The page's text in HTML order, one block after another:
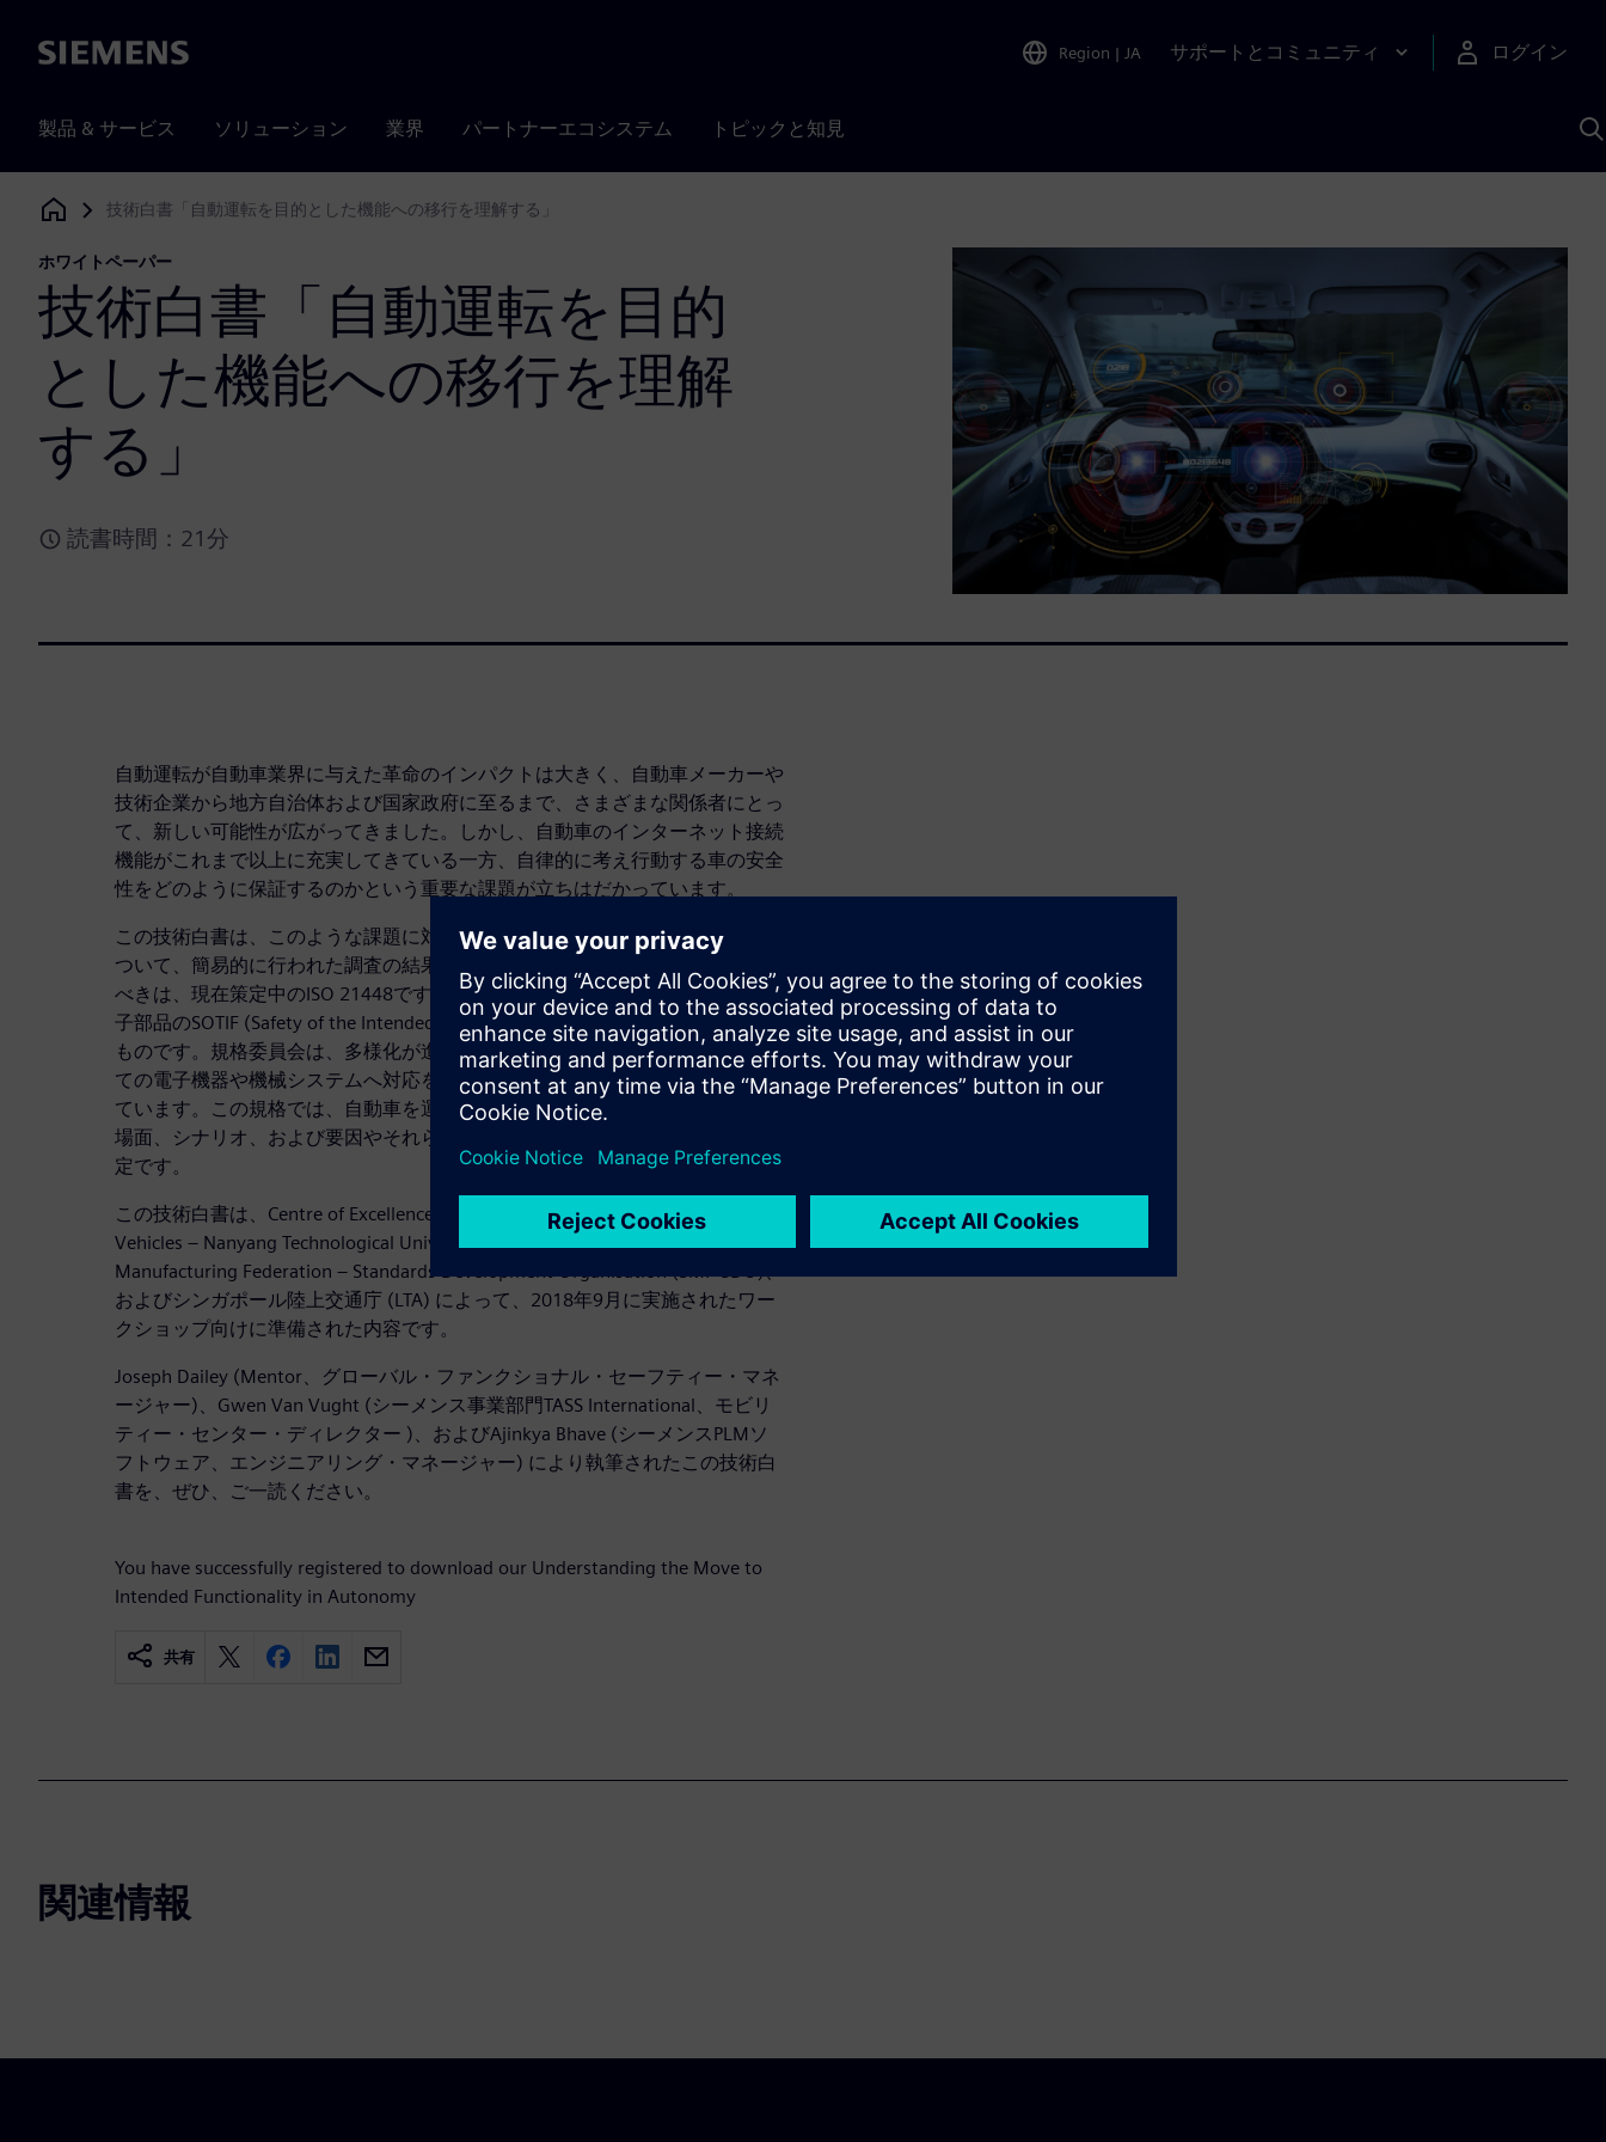
Siemens Region | JA サポートとコミュニティ ログイン
製品 & サービス ソリューション 業界 パートナーエコシステム トピックと知見
Siemens Digital Industries Software
技術白書「自動運転を目的とした機能への移行を理解する」
ホワイトペーパー
技術白書「自動運転を目的
とした機能への移行を理解
する」
読書時間：21分
自動運転が自動車業界に与えた革命のインパクトは大きく、自動車メーカーや
技術企業から地方自治体および国家政府に至るまで、さまざまな関係者にとっ
て、新しい可能性が広がってきました。しかし、自動車のインターネット接続
機能がこれまで以上に充実してきている一方、自律的に考え行動する車の安全
性をどのように保証するのかという重要な課題が立ちはだかっています。
この技術白書は、このような課題に対する世界の技術動向や規制当局の対応に
ついて、簡易的に行われた調査の結果を踏まえて執筆されました。特に注目す
べきは、現在策定中のISO 21448です。ISO 21448は、自動運転車における電
子部品のSOTIF (Safety of the Intended Functionality) への対応方法を規定する
ものです。規格委員会は、多様化が進むサプライチェーンから提供されたすべ
ての電子機器や機械システムへ対応を含め、より広範囲をカバーしようと試み
ています。この規格では、自動車を運転する人間やAIからの反応を引き起こす
場面、シナリオ、および要因やそれらの組み合わせが大量にリスト化される予
定です。
この技術白書は、Centre of Excellence for Testing and Research of Autonomous
Vehicles – Nanyang Technological University (CETRAN)、Singapore
Manufacturing Federation – Standards Development Organisation (SMF-SDO)、
およびシンガポール陸上交通庁 (LTA) によって、2018年9月に実施されたワー
クショップ向けに準備された内容です。
Joseph Dailey (Mentor、グローバル・ファンクショナル・セーフティー・マネ
ージャー)、Gwen Van Vught (シーメンス事業部門TASS International、モビリ
ティー・センター・ディレクター )、およびAjinkya Bhave (シーメンスPLMソ
フトウェア、エンジニアリング・マネージャー) により執筆されたこの技術白
書を、ぜひ、ご一読ください。
You have successfully registered to download our Understanding the Move to
Intended Functionality in Autonomy
共有
関連情報